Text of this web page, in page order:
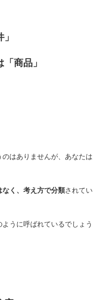
商品」
はありませんが、あなたは
なく、考え方で分類されてい
うに呼ばれているでしょう